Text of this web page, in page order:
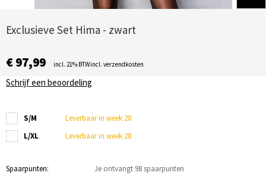
Exclusieve Set Hima - zwart
€ 97,99 incl. 21% BTWincl. verzendkosten
Schrijf een beoordeling
S/M
Leverbaar in week 28
L/XL
Leverbaar in week 28
Spaarpunten: Je ontvangt 98 spaarpunten